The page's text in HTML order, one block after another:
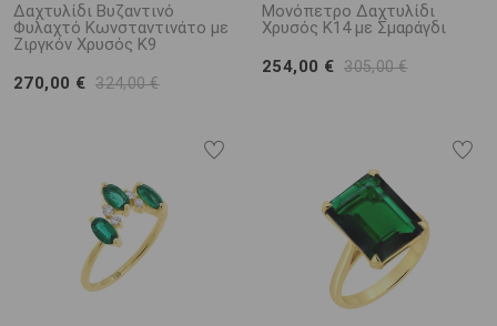
Δαχτυλίδι Βυζαντινό
Φυλαχτό Κωνσταντινάτο με
Ζιργκόν Χρυσός K9
270,00 € 324,00 €
Μονόπετρο Δαχτυλίδι
Χρυσός K14 με Σμαράγδι
254,00 € 305,00 €